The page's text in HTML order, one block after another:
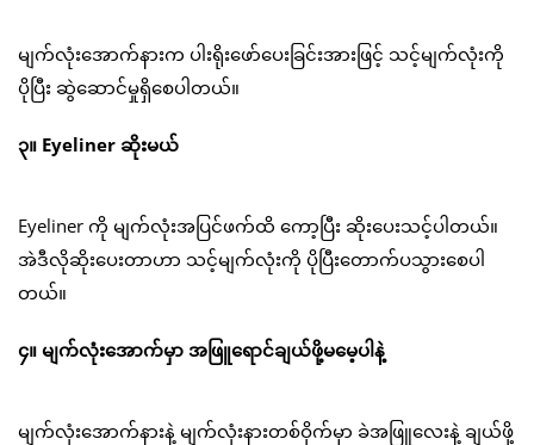
မျက်လုံးအောက်နားက ပါးရိုးဖော်ပေးခြင်းအားဖြင့် သင့်မျက်လုံးကို
ပိုပြီး ဆွဲဆောင်မှုရှိစေပါတယ်။
၃။ Eyeliner ဆိုးမယ်
Eyeliner ကို မျက်လုံးအပြင်ဖက်ထိ ကော့ပြီး ဆိုးပေးသင့်ပါတယ်။
အဲဒီလိုဆိုးပေးတာဟာ သင့်မျက်လုံးကို ပိုပြီးတောက်ပသွားစေပါ
တယ်။
၄။ မျက်လုံးအောက်မှာ အဖြူရောင်ချယ်ဖို့မမေ့ပါနဲ့
မျက်လုံးအောက်နားနဲ့ မျက်လုံးနားတစ်ဝိုက်မှာ ခဲအဖြူလေးနဲ့ ချယ်ဖို့